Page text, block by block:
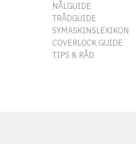
NÅLGUIDE
TRÅDGUIDE
SYMASKINSLEXIKON
COVERLOCK GUIDE
TIPS & RÅD